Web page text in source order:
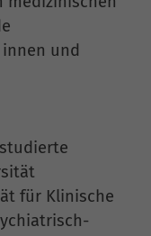
und
für Klinische